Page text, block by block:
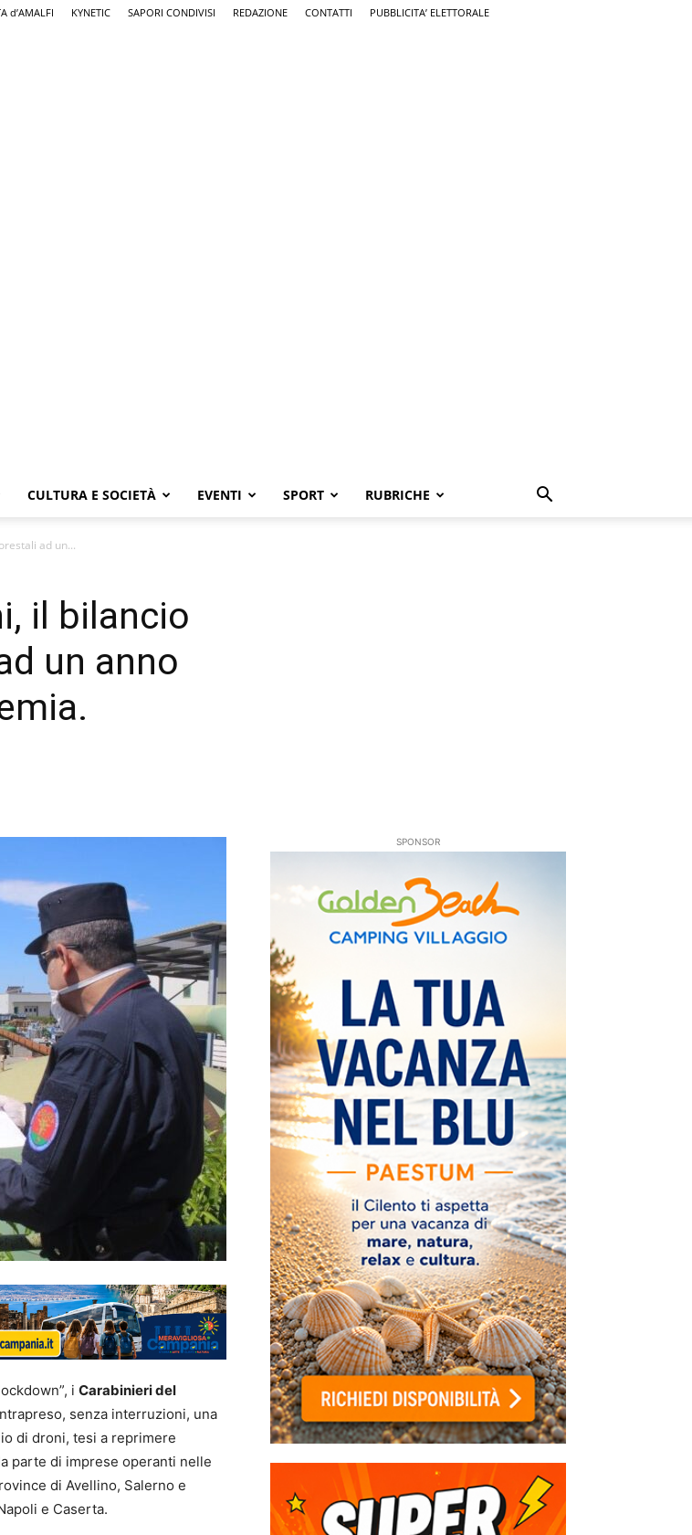
d’AMALFI KYNETIC SAPORI CONDIVISI REDAZIONE CONTATTI PUBBLICITA’ ELETTORALE
CULTURA E SOCIETÀ EVENTI SPORT RUBRICHE
ad un...
il bilancio
un anno
i Carabinieri del
senza interruzioni, una
di droni, tesi a reprimere
parte di imprese operanti nelle
di Avellino, Salerno e
e Caserta.
SPONSOR